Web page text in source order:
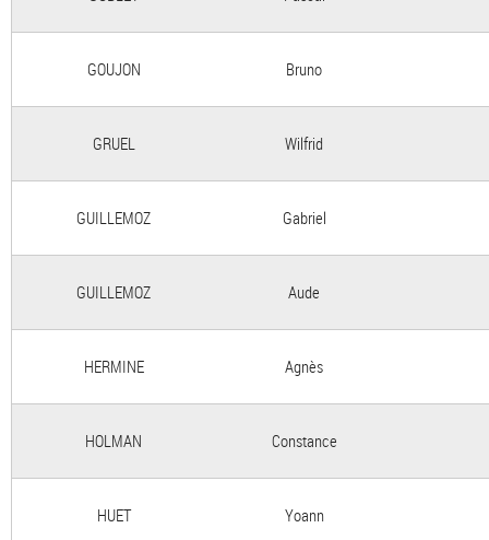
GOUJON Bruno
GRUEL Wilfrid
GUILLEMOZ Gabriel
GUILLEMOZ Aude
HERMINE Agnès
HOLMAN Constance
HUET Yoann